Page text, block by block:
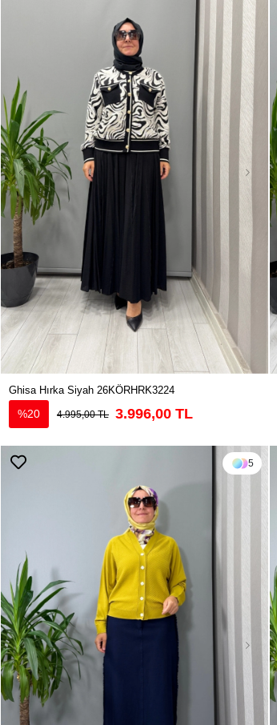
Ghisa Hırka Siyah 26KÖRHRK3224
%20 4.995,00 TL 3.996,00 TL
5